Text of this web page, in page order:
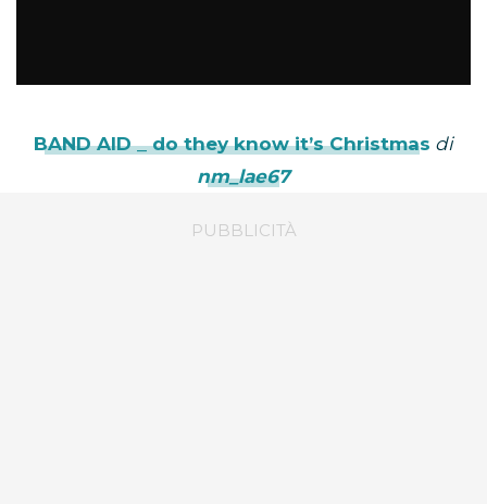
BAND AID _ do they know it’s Christmas di
nm_lae67